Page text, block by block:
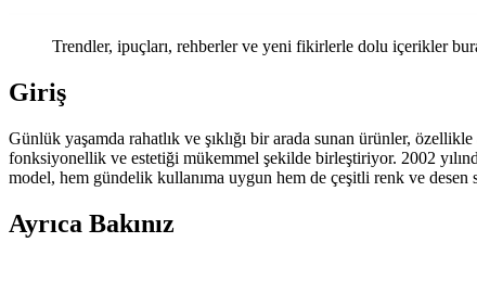
Trendler, ipuçları, rehberler ve yeni fikirlerle dolu içerikler
Giriş
Günlük yaşamda rahatlık ve şıklığı bir arada sunan ürünler,
fonksiyonellik ve estetiği mükemmel şekilde birleştiriyor. 2002
model, hem gündelik kullanıma uygun hem de çeşitli renk ve desen
Ayrıca Bakınız